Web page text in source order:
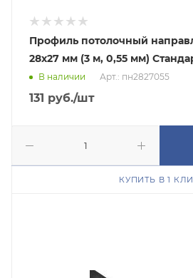
Профиль потолочный
28х27 мм (3 м, 0,55 мм)
В наличии Арт.: пн2827055
131 руб./шт
КУПИТЬ В 1